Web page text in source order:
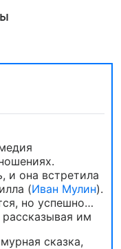
и она встретила
(Иван Мулин).
но успешно
им
сказка,